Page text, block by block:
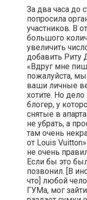
За два часа до
попросила
участников. В
большого
увеличить
добавить Риту
«Вдруг мне
пожалуйста,
ваши личные
хотите. Но
блогер, у
снятые в
не убрать, а
там очень
от Louis
не очень
Если бы это
позвонил. [В
что] любой
ГУМа, мог